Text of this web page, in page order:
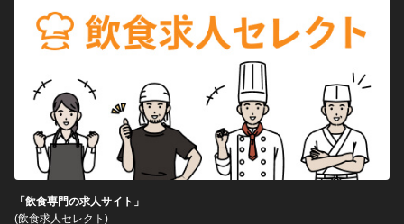
「飲食専門の求人サイト」
(飲食求人セレクト)